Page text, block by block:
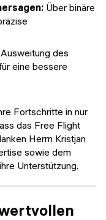
Über binäre
Ausweitung des
eine bessere
Fortschritte in nur
das Free Flight
Herrn Kristjan
sowie dem
Unterstützung.